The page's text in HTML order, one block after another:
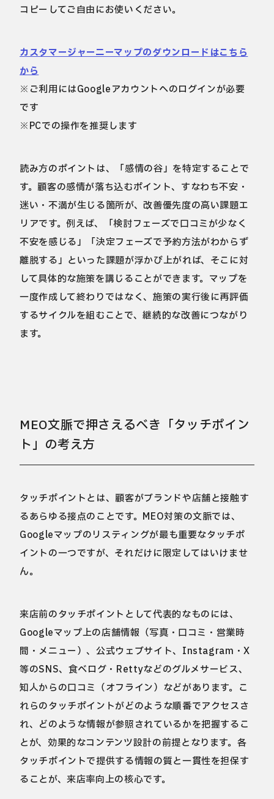
コピーしてご自由にお使いください。
カスタマージャーニーマップのダウンロードはこちら
から
※ご利用にはGoogleアカウントへのログインが必要
です
※PCでの操作を推奨します
読み方のポイントは、「感情の谷」を特定することで
す。顧客の感情が落ち込むポイント、すなわち不安・
迷い・不満が生じる箇所が、改善優先度の高い課題エ
リアです。例えば、「検討フェーズで口コミが少なく
不安を感じる」「決定フェーズで予約方法がわからず
離脱する」といった課題が浮かび上がれば、そこに対
して具体的な施策を講じることができます。マップを
一度作成して終わりではなく、施策の実行後に再評価
するサイクルを組むことで、継続的な改善につながり
ます。
MEO文脈で押さえるべき「タッチポイン
ト」の考え方
タッチポイントとは、顧客がブランドや店舗と接触す
るあらゆる接点のことです。MEO対策の文脈では、
Googleマップのリスティングが最も重要なタッチポ
イントの一つですが、それだけに限定してはいけませ
ん。
来店前のタッチポイントとして代表的なものには、
Googleマップ上の店舗情報（写真・口コミ・営業時
間・メニュー）、公式ウェブサイト、Instagram・X
等のSNS、食べログ・Rettyなどのグルメサービス、
知人からの口コミ（オフライン）などがあります。こ
れらのタッチポイントがどのような順番でアクセスさ
れ、どのような情報が参照されているかを把握するこ
とが、効果的なコンテンツ設計の前提となります。各
タッチポイントで提供する情報の質と一貫性を担保す
ることが、来店率向上の核心です。